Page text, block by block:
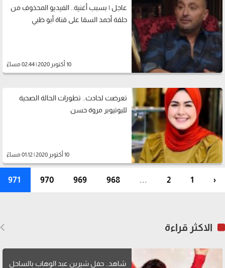
عاجل | بسبب أغنية.. الفيديو المحذوف من
حلقة أحمد السقا على قناة أبو ظبي
10 أكتوبر 2020 | 02:44 مساءً
تعرضت لحادث.. تطورات الحالة الصحية
لليوتيوبر مروة حسن
10 أكتوبر 2020 | 01:12 مساءً
‹
1
2
...
968
969
970
971
الاكثر قراءة
شاهد.. حفل شيرين عبد الوهاب بالساحل